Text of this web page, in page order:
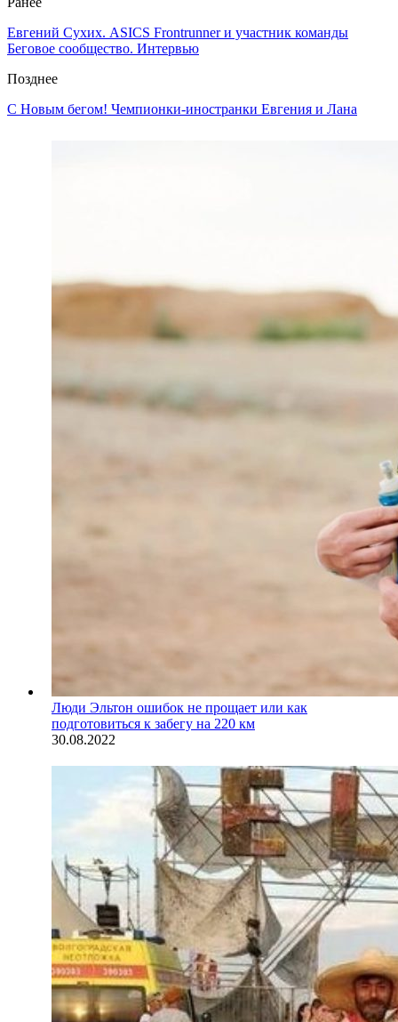
Евгений Сухих. ASICS Frontrunner и участник команды
Беговое сообщество. Интервью
Позднее
С Новым бегом! Чемпионки-иностранки Евгения и Лана
Люди Эльтон ошибок не прощает или как
подготовиться к забегу на 220 км
30.08.2022